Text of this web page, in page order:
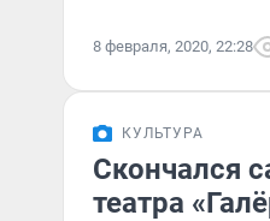
8 февраля, 2020, 22:28
КУЛЬТУРА
Скончался
театра